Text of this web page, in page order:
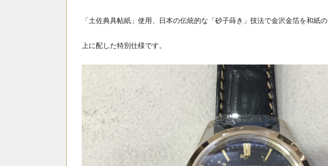
「土佐典具帖紙」使用、日本の伝統的な「砂子蒔き」技法で金沢金箔を和紙の
上に配した特別仕様です。